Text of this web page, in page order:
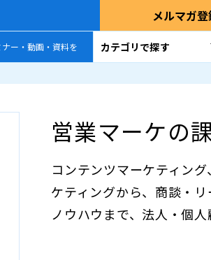
メルマガ
ナー・動画・資料を カテゴリで探す
営業マーケの
コンテンツマーケティン
ケティングから、商談・
ノウハウまで、法人・個